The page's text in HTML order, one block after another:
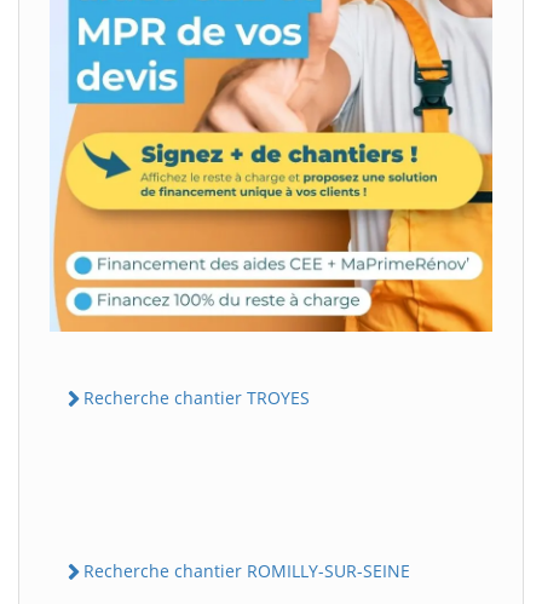
Recherche chantier TROYES
Recherche chantier ROMILLY-SUR-SEINE